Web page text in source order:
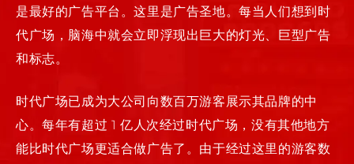
是最好的广告平台。这里是广告圣地。每当人们想到时
代广场，脑海中就会立即浮现出巨大的灯光、巨型广告
和标志。
时代广场已成为大公司向数百万游客展示其品牌的中
心。每年有超过 1 亿人次经过时代广场，没有其他地方
能比时代广场更适合做广告了。由于经过这里的游客数